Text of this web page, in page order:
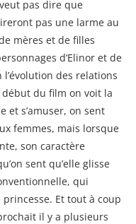
pas dire que
pas une larme au
mères et de filles
d’Elinor et de
des relations
du film on voit la
et s’amuser, on sent
femmes, mais lorsque
son caractère
sent qu’elle glisse
qui
Et tout à coup
il y a plusieurs